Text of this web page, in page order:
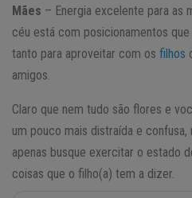
Mães – Energia excelente para as
céu está com posicionamentos
tanto para aproveitar com os filhos
amigos.
Claro que nem tudo são flores e
um pouco mais distraída e confusa,
apenas busque exercitar o estado
coisas que o filho(a) tem a dizer.